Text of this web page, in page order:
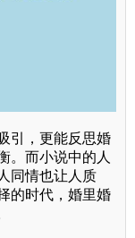
引，更能反思婚
。而小说中的人
同情也让人质
的时代，婚里婚